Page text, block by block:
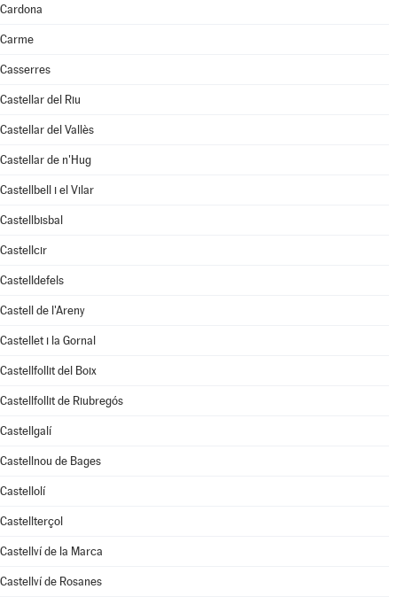
Cardona
Carme
Casserres
Castellar del Riu
Castellar del Vallès
Castellar de n'Hug
Castellbell i el Vilar
Castellbisbal
Castellcir
Castelldefels
Castell de l'Areny
Castellet i la Gornal
Castellfollit del Boix
Castellfollit de Riubregós
Castellgalí
Castellnou de Bages
Castellolí
Castellterçol
Castellví de la Marca
Castellví de Rosanes